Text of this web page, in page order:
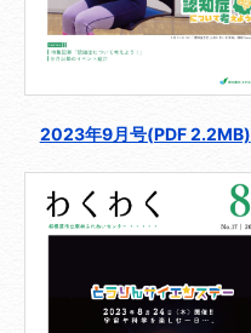
2023年9月号(PDF 2.2MB)